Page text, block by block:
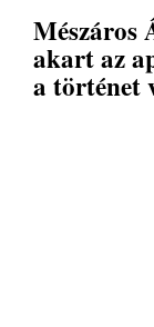
Mészáros
akart az
a történet